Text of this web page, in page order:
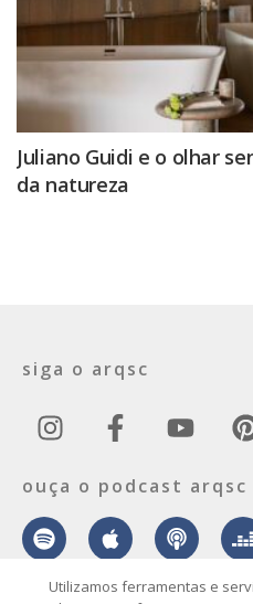
Juliano Guidi e o olhar
da natureza
siga o arqsc
ouça o podcast arqsc
Utilizamos ferramentas e